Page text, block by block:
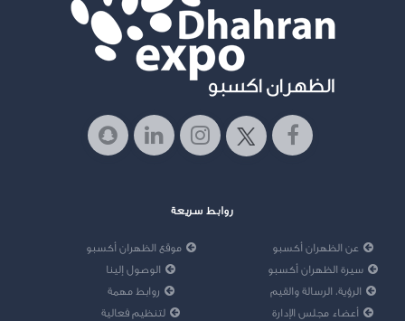
روابط سريعة
عن الظهران أكسبو
سيرة الظهران أكسبو
الرؤية، الرسالة والقيم
أعضاء مجلس الإدارة
موقع الظهران أكسبو
الوصول إلينا
روابط مهمة
لتنظيم فعالية